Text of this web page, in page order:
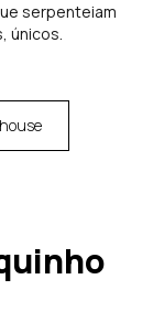
serpenteiam
únicos.